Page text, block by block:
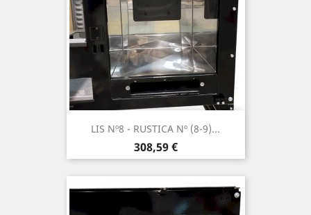
LIS Nº8 - RUSTICA Nº (8-9)...
Precio
308,59 €